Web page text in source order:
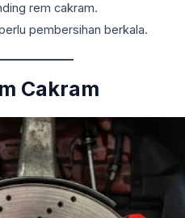
rem cakram.
pembersihan berkala.
Cakram